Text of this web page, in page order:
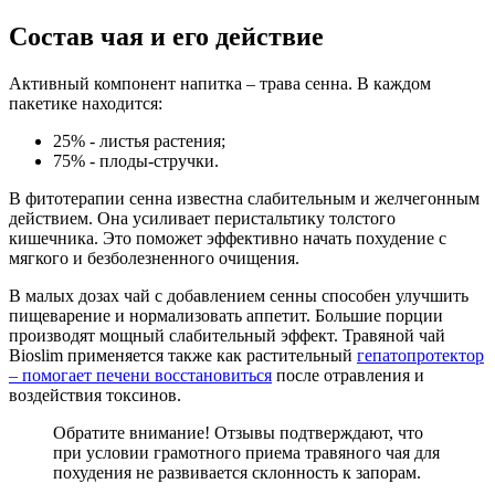
Состав чая и его действие
Активный компонент напитка – трава сенна. В каждом
пакетике находится:
25% - листья растения;
75% - плоды-стручки.
В фитотерапии сенна известна слабительным и желчегонным
действием. Она усиливает перистальтику толстого
кишечника. Это поможет эффективно начать похудение с
мягкого и безболезненного очищения.
В малых дозах чай с добавлением сенны способен улучшить
пищеварение и нормализовать аппетит. Большие порции
производят мощный слабительный эффект. Травяной чай
Bioslim применяется также как растительный гепатопротектор
– помогает печени восстановиться после отравления и
воздействия токсинов.
Обратите внимание! Отзывы подтверждают, что
при условии грамотного приема травяного чая для
похудения не развивается склонность к запорам.